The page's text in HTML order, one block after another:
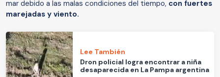
mar debido a las malas condiciones del tiempo, con fuertes
marejadas y viento.
Lee También
Dron policial logra encontrar a niña
desaparecida en La Pampa argentina